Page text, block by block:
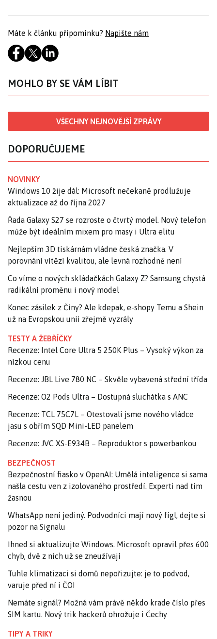
Máte k článku připomínku? Napište nám
MOHLO BY SE VÁM LÍBIT
VŠECHNY NEJNOVĚJŠÍ ZPRÁVY
DOPORUČUJEME
NOVINKY
Windows 10 žije dál: Microsoft nečekaně prodlužuje
aktualizace až do října 2027
Řada Galaxy S27 se rozroste o čtvrtý model. Nový telefon
může být ideálním mixem pro masy i Ultra elitu
Nejlepším 3D tiskárnám vládne česká značka. V
porovnání vítězí kvalitou, ale levná rozhodně není
Co víme o nových skládačkách Galaxy Z? Samsung chystá
radikální proměnu i nový model
Konec zásilek z Číny? Ale kdepak, e-shopy Temu a Shein
už na Evropskou unii zřejmě vyzrály
TESTY A ŽEBŘÍČKY
Recenze: Intel Core Ultra 5 250K Plus – Vysoký výkon za
nízkou cenu
Recenze: JBL Live 780 NC – Skvěle vybavená střední třída
Recenze: O2 Pods Ultra – Dostupná sluchátka s ANC
Recenze: TCL 75C7L – Otestovali jsme nového vládce
jasu s obřím SQD Mini-LED panelem
Recenze: JVC XS-E934B – Reproduktor s powerbankou
BEZPEČNOST
Bezpečnostní fiasko v OpenAI: Umělá inteligence si sama
našla cestu ven z izolovaného prostředí. Experti nad tím
žasnou
WhatsApp není jediný. Podvodníci mají nový fígl, dejte si
pozor na Signalu
Ihned si aktualizujte Windows. Microsoft opravil přes 600
chyb, dvě z nich už se zneužívají
Tuhle klimatizaci si domů nepořizujte: je to podvod,
varuje před ní i ČOI
Nemáte signál? Možná vám právě někdo krade číslo přes
SIM kartu. Nový trik hackerů ohrožuje i Čechy
TIPY A TRIKY